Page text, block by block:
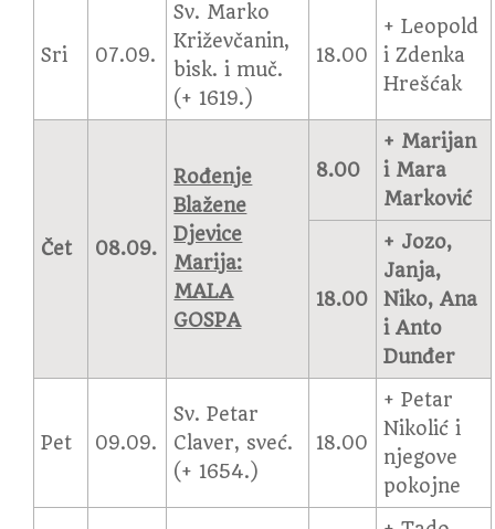
Sri 07.09.
Sv. Marko
Križevčanin,
bisk. i muč.
(+ 1619.)
18.00
+ Leopold
i Zdenka
Hrešćak
Čet 08.09.
Rođenje
Blažene
Djevice
Marija:
MALA
GOSPA
8.00
+ Marijan
i Mara
Marković
18.00
+ Jozo,
Janja,
Niko, Ana
i Anto
Dunđer
Pet 09.09.
Sv. Petar
Claver, sveć.
(+ 1654.)
18.00
+ Petar
Nikolić i
njegove
pokojne